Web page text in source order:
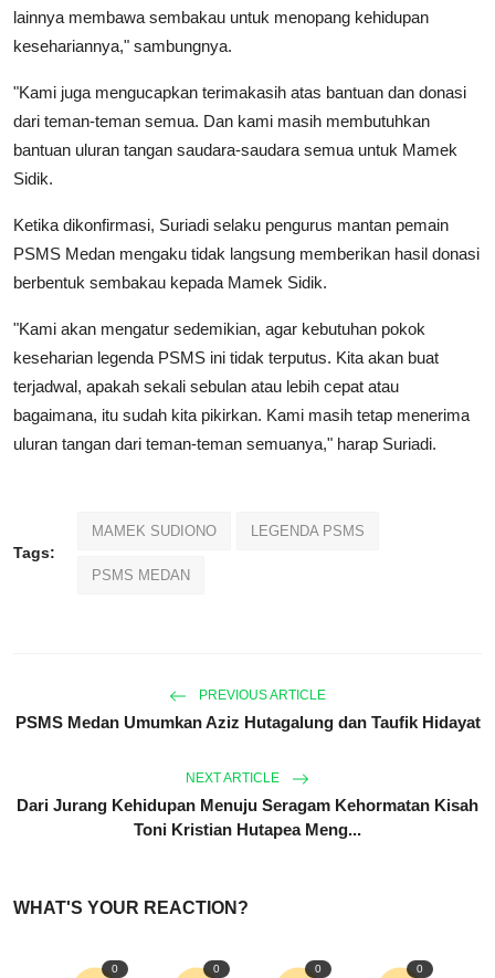
lainnya membawa sembakau untuk menopang kehidupan
kesehariannya," sambungnya.
"Kami juga mengucapkan terimakasih atas bantuan dan donasi
dari teman-teman semua. Dan kami masih membutuhkan
bantuan uluran tangan saudara-saudara semua untuk Mamek
Sidik.
Ketika dikonfirmasi, Suriadi selaku pengurus mantan pemain
PSMS Medan mengaku tidak langsung memberikan hasil donasi
berbentuk sembakau kepada Mamek Sidik.
"Kami akan mengatur sedemikian, agar kebutuhan pokok
keseharian legenda PSMS ini tidak terputus. Kita akan buat
terjadwal, apakah sekali sebulan atau lebih cepat atau
bagaimana, itu sudah kita pikirkan. Kami masih tetap menerima
uluran tangan dari teman-teman semuanya," harap Suriadi.
Tags:
MAMEK SUDIONO LEGENDA PSMS
PSMS MEDAN
PREVIOUS ARTICLE
PSMS Medan Umumkan Aziz Hutagalung dan Taufik Hidayat
NEXT ARTICLE
Dari Jurang Kehidupan Menuju Seragam Kehormatan Kisah
Toni Kristian Hutapea Meng...
WHAT'S YOUR REACTION?
0 0 0 0